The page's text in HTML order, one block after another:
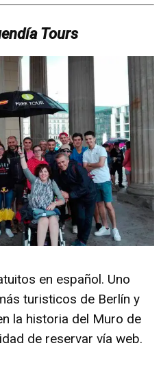
Tours
en español. Uno
turisticos de Berlín y
la historia del Muro de
de reservar vía web.